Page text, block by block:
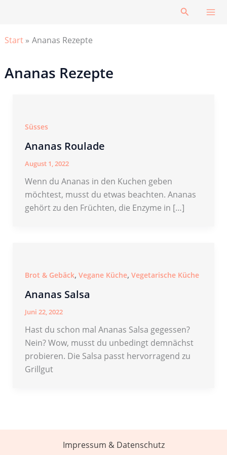
Suchen
Start Ananas Rezepte
Ananas Rezepte
Süsses
Ananas Roulade
August 1, 2022
Wenn du Ananas in den Kuchen geben
möchtest, musst du etwas beachten. Ananas
gehört zu den Früchten, die Enzyme in […]
Brot & Gebäck, Vegane Küche, Vegetarische Küche
Ananas Salsa
Juni 22, 2022
Hast du schon mal Ananas Salsa gegessen?
Nein? Wow, musst du unbedingt demnächst
probieren. Die Salsa passt hervorragend zu
Grillgut
Impressum & Datenschutz